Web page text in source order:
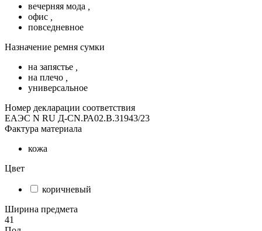
вечерняя мода
офис
повседневное
Назначение ремня сумки
на запястье
на плечо
универсальное
Номер декларации соответствия
ЕАЭС N RU Д-CN.РА02.В.31943/23
Фактура материала
кожа
Цвет
коричневый
Ширина предмета
41